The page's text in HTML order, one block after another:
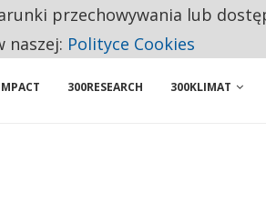
PODMIOTY Z POLSKI
300RESEARCH 300KLIMAT
przechowywania lub
naszej: Polityce Cookies